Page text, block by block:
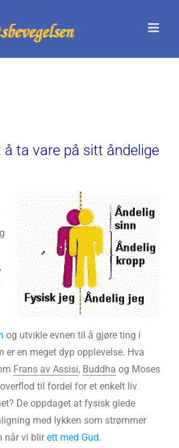
å ta vare på sitt åndelige
og utvikle evnen til å gjøre ting i
er en meget dyp opplevelse. Hva
Frans av Assisi, Buddha og Moses
til fordel for et enkelt liv
De oppdaget at fysisk glede
med lykken som strømmer
når vi blirett med Gud.